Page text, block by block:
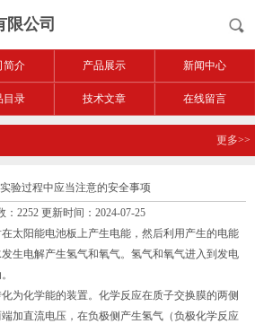
公司
简介 产品展示 新闻中心
目录 技术文章 在线留言
更多>>
验过程中应当注意的安全事项
：2252 更新时间：2024-07-25
太阳能电池板上产生电能，然后利用产生的电能
生电解产生氢气和氧气。氢气和氧气进入到发电
为化学能的装置。化学反应在质子交换膜的两侧
加直流电压，在负极侧产生氢气（负极化学反应